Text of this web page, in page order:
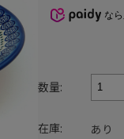
なら
数量:
在庫: あり